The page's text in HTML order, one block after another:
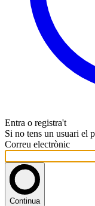
Entra o registra't
Si no tens un usuari el
Correu electrònic
Continua